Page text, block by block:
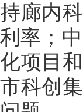
持廊内
利率；
化项目
市科创